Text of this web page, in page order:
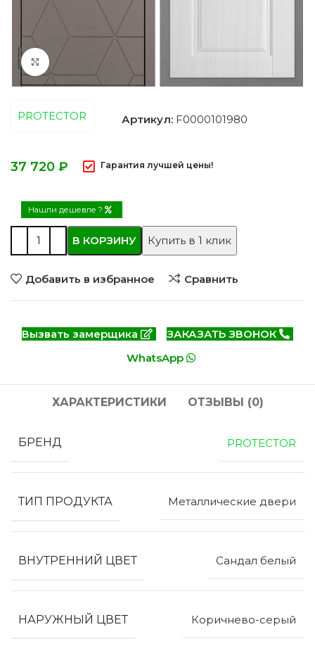
Нажмите, чтобы увеличить
PROTECTOR Артикул: F0000101980
₽ Гарантия лучшей цены!
Нашли дешевле ?
В КОРЗИНУ Купить в 1 клик
Добавить в избранное Сравнить
Вызвать замерщика
ЗАКАЗАТЬ ЗВОНОК
WhatsApp
ХАРАКТЕРИСТИКИ ОТЗЫВЫ (0)
БРЕНД PROTECTOR
ТИП ПРОДУКТА Металлические двери
ВНУТРЕННИЙ ЦВЕТ Сандал белый
НАРУЖНЫЙ ЦВЕТ Коричнево-серый